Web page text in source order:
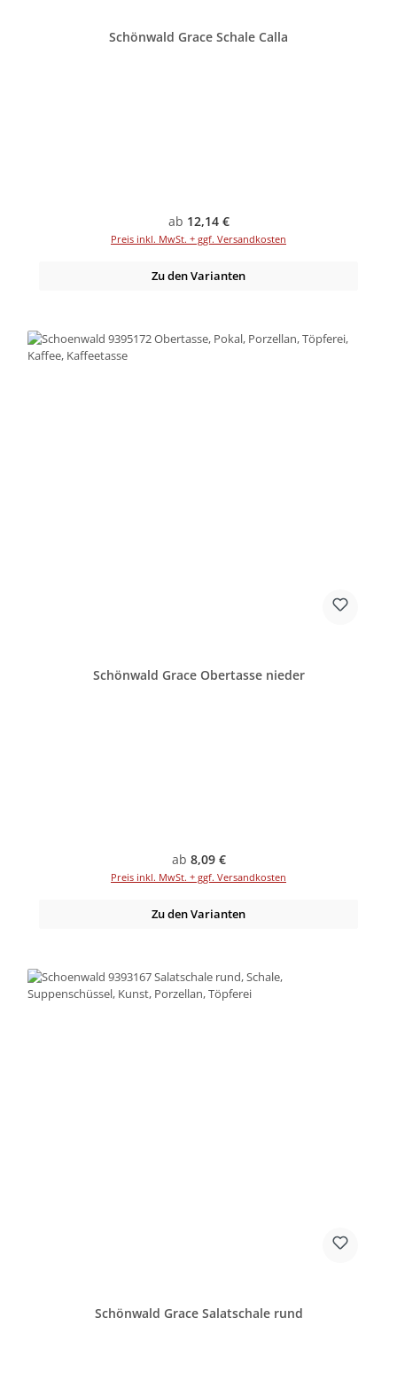
Schönwald Grace Schale Calla
Regulärer Preis:
ab 12,14 €
Preis inkl. MwSt. + ggf. Versandkosten
Zu den Varianten
Schönwald Grace Obertasse nieder
Regulärer Preis:
ab 8,09 €
Preis inkl. MwSt. + ggf. Versandkosten
Zu den Varianten
Schönwald Grace Salatschale rund